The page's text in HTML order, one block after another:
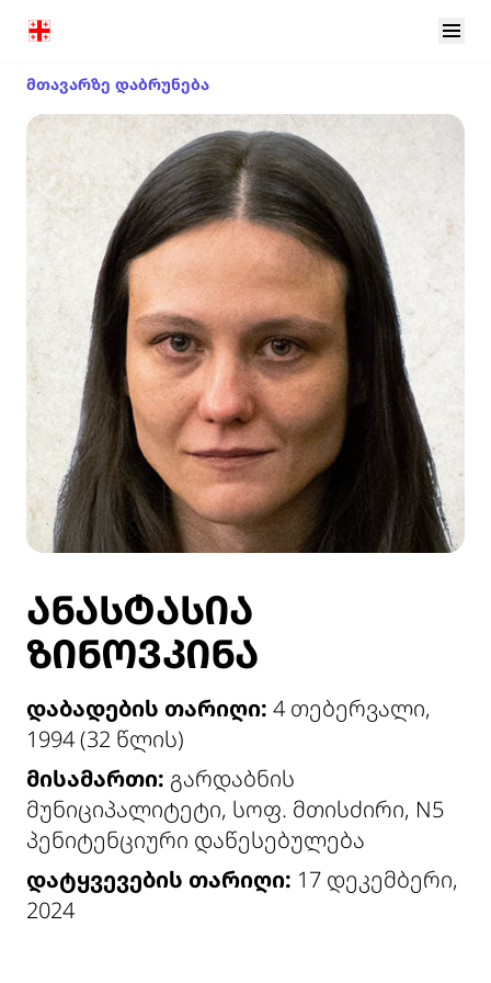
მთავარზე დაბრუნება
ᲐᲜᲐᲡᲢᲐᲡᲘᲐ
ᲖᲘᲜᲝᲕᲙᲘᲜᲐ
დაბადების თარიღი: 4 თებერვალი,
1994 (32 წლის)
მისამართი: გარდაბნის
მუნიციპალიტეტი, სოფ. მთისძირი, N5
პენიტენციური დაწესებულება
დატყვევების თარიღი: 17 დეკემბერი,
2024